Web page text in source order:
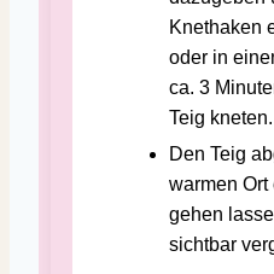
Knethaken
oder in
ca. 3
Teig kneten.
Den Teig
warmen
gehen
sichtbar